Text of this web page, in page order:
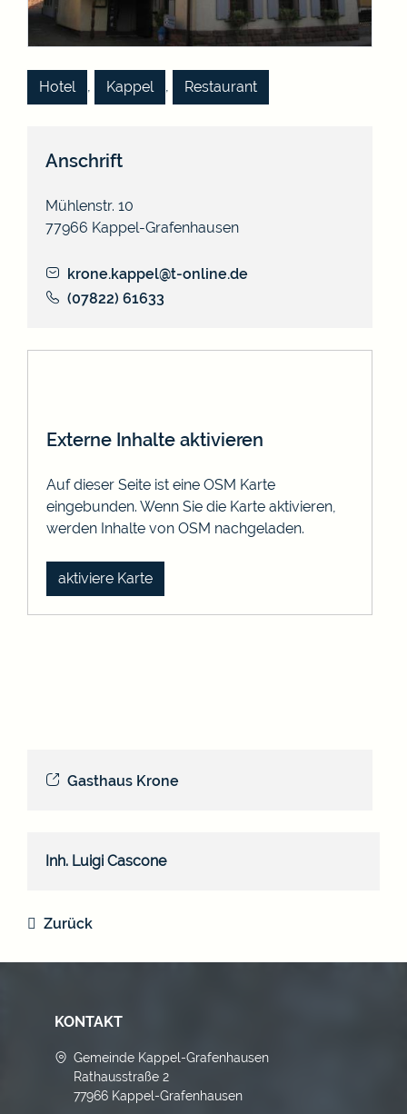
Anschrift
Mühlenstr. 10
77966 Kappel-Grafenhausen
krone.kappel@t-online.de
(07822) 61633
Gasthaus Krone
Inh. Luigi Cascone
Externe Inhalte aktivieren
Auf dieser Seite ist eine OSM Karte
eingebunden. Wenn Sie die Karte aktivieren,
werden Inhalte von OSM nachgeladen.
aktiviere Karte
Hotel , Kappel , Restaurant
Zurück
KONTAKT
Gemeinde Kappel-Grafenhausen
Rathausstraße 2
77966 Kappel-Grafenhausen